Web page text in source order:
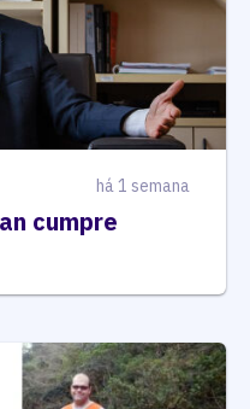
há 1 semana
cumpre